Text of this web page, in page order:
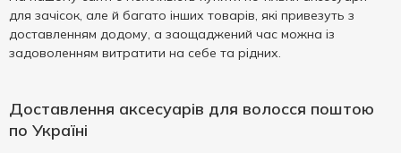
для зачісок, але й багато інших товарів, які привезуть з
доставленням додому, а заощаджений час можна із
задоволенням витратити на себе та рідних.
Доставлення аксесуарів для волосся поштою
по Україні